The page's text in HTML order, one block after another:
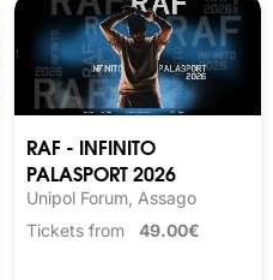
RAF - INFINITO
PALASPORT 2026
Unipol Forum, Assago
Tickets from 49.00€